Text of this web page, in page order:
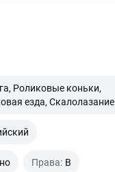
Роликовые коньки,
езда, Скалолазание
Права: B